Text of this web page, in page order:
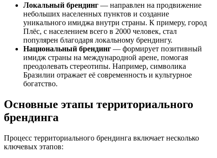
Локальный брендинг — направлен на продвижение
небольших населенных пунктов и создание
уникального имиджа внутри страны. К примеру, город
Плёс, с населением всего в 2000 человек, стал
популярен благодаря локальному брендингу.
Национальный брендинг — формирует позитивный
имидж страны на международной арене, помогая
преодолевать стереотипы. Например, символика
Бразилии отражает её современность и культурное
богатство.
Основные этапы территориального
брендинга
Процесс территориального брендинга включает несколько
ключевых этапов: